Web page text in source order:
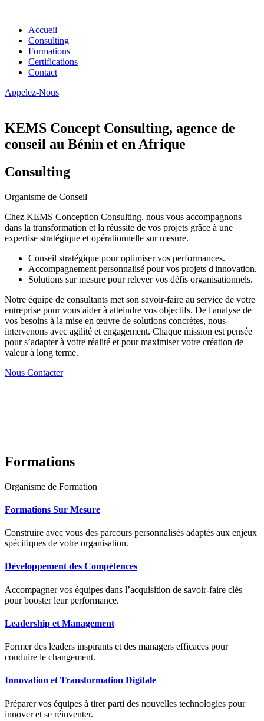
Accueil
Consulting
Formations
Certifications
Contact
Appelez-Nous
KEMS Concept Consulting, agence de
conseil au Bénin et en Afrique
Consulting
Organisme de Conseil
Chez KEMS Conception Consulting, nous vous accompagnons
dans la transformation et la réussite de vos projets grâce à une
expertise stratégique et opérationnelle sur mesure.
Conseil stratégique pour optimiser vos performances.
Accompagnement personnalisé pour vos projets d'innovation.
Solutions sur mesure pour relever vos défis organisationnels.
Notre équipe de consultants met son savoir-faire au service de votre
entreprise pour vous aider à atteindre vos objectifs. De l'analyse de
vos besoins à la mise en œuvre de solutions concrètes, nous
intervenons avec agilité et engagement. Chaque mission est pensée
pour s’adapter à votre réalité et pour maximiser votre création de
valeur à long terme.
Nous Contacter
Formations
Organisme de Formation
Formations Sur Mesure
Construire avec vous des parcours personnalisés adaptés aux enjeux
spécifiques de votre organisation.
Développement des Compétences
Accompagner vos équipes dans l’acquisition de savoir-faire clés
pour booster leur performance.
Leadership et Management
Former des leaders inspirants et des managers efficaces pour
conduire le changement.
Innovation et Transformation Digitale
Préparer vos équipes à tirer parti des nouvelles technologies pour
innover et se réinventer.